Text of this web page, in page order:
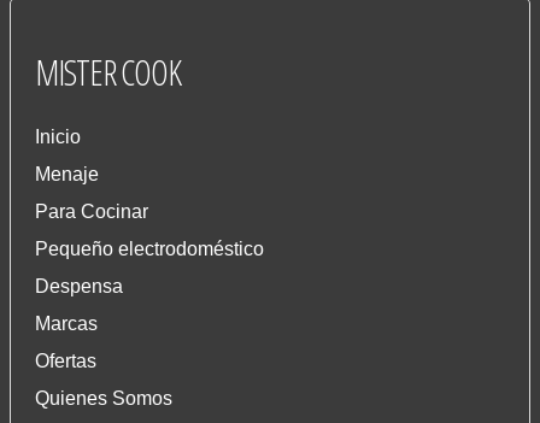
MISTERCOOK
Inicio
Menaje
Para Cocinar
Pequeño electrodoméstico
Despensa
Marcas
Ofertas
Quienes Somos